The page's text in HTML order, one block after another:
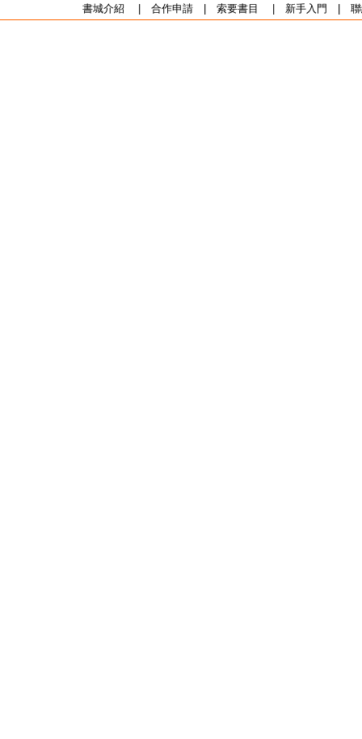
書城介紹 合作申請| 索要書目 新手入門